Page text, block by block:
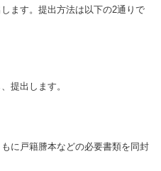
ます。提出方法は以下の2通りで
提出します。
に戸籍謄本などの必要書類を同封